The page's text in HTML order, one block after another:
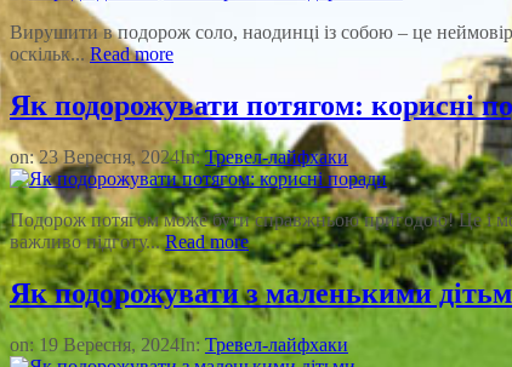
Вирушити в подорож соло, наодинці із собою – це
оскільк... Read more
Як подорожувати потягом: корисні
on:23 Вересня, 2024In:Тревел-лайфхаки
Подорож потягом може бути справжньою пригодою! Це і
важливо підготу...Read more
Як подорожувати з маленькими
on: 19 Вересня, 2024In: Тревел-лайфхаки